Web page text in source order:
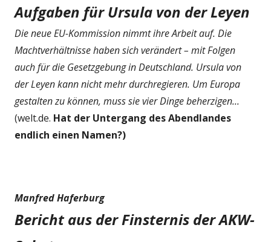
Aufgaben für Ursula von der Leyen
Die neue EU-Kommission nimmt ihre Arbeit auf. Die
Machtverhältnisse haben sich verändert – mit Folgen
auch für die Gesetzgebung in Deutschland. Ursula von
der Leyen kann nicht mehr durchregieren. Um Europa
gestalten zu können, muss sie vier Dinge beherzigen...
(welt.de. Hat der Untergang des Abendlandes
endlich einen Namen?)
Manfred Haferburg
Bericht aus der Finsternis der AKW-